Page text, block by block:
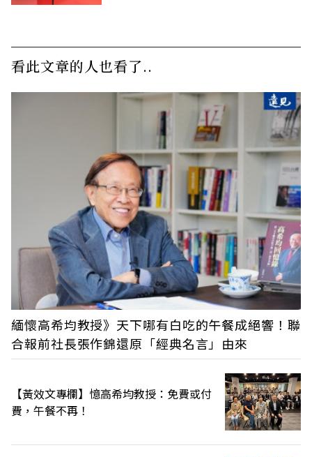
看此文章的人也看了..
緬懷高希均教授》天下哪有白吃的午餐成絕響！聯
合報前社長張作錦還原「經典名言」由來
【黃效文專欄】憶高希均教授：免費或付
費，午餐不再！